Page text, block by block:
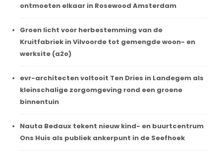
ontmoeten elkaar in Rosewood Amsterdam
Groen licht voor herbestemming van de
Kruitfabriek in Vilvoorde tot gemengde woon- en
werksite (a2o)
evr-architecten voltooit Ten Dries in Landegem als
kleinschalige zorgomgeving rond een groene
binnentuin
Nauta Bedaux tekent nieuw kind- en buurtcentrum
Ons Huis als publiek ankerpunt in de Seefhoek